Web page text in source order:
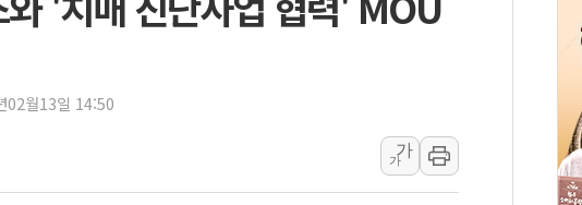
[속보] 민주, 인천 경선 결과 발표...김민석
[속보] 민주, 제주 경선 결과 발표...김민석
美, 이란전 출구전략 만지작…공습 한계·탄
강릉·동해·삼척 시간당 최대 50㎜ 폭우…강
폐기물 수거하다 참변…60대 환경미화원 수
02월13일 14:50
가
가